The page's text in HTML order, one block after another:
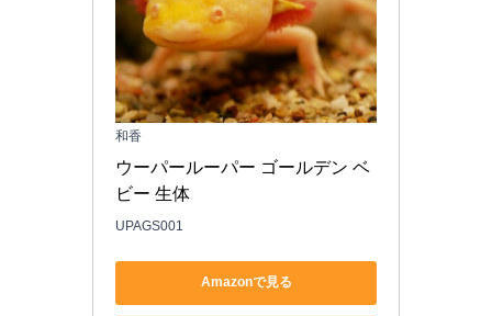
和香
ウーパールーパー ゴールデン ベ
ビー 生体
UPAGS001
Amazonで見る